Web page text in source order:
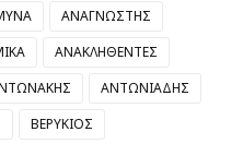
ΑΝΑΓΝΩΣΤΗΣ
ΑΝΑΚΛΗΘΕΝΤΕΣ
ΑΝΤΩΝΙΑΔΗΣ
ΒΕΡΥΚΙΟΣ